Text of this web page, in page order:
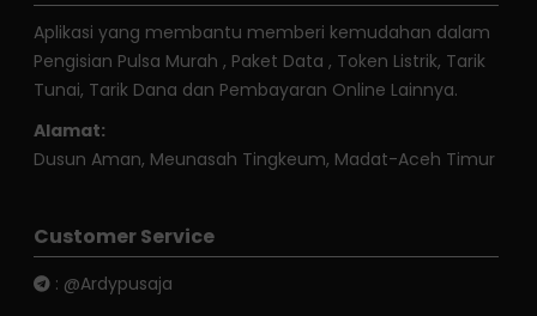
Aplikasi yang membantu memberi kemudahan dalam
Pengisian Pulsa Murah , Paket Data , Token Listrik, Tarik
Tunai, Tarik Dana dan Pembayaran Online Lainnya.
Alamat:
Dusun Aman, Meunasah Tingkeum, Madat-Aceh Timur
Customer Service
: @Ardypusaja